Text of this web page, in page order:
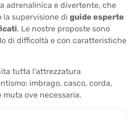
adrenalinica e divertente, che
la supervisione di guide esperte
. Le nostre proposte sono
di difficoltà e con caratteristiche
tutta l’attrezzatura
imbrago, casco, corda,
ove necessaria.